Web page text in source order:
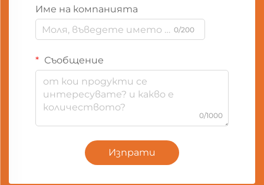
Име на компанията
0/200
Съобщение
0/1000
Изпрати